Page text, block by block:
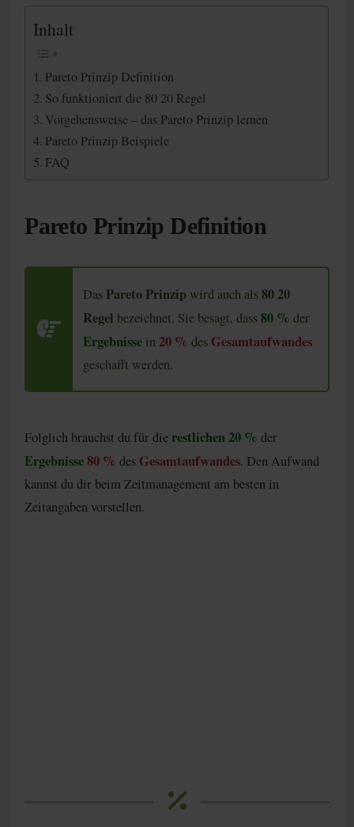
Inhalt
Pareto Prinzip Definition
So funktioniert die 80 20 Regel
Vorgehensweise – das Pareto Prinzip lernen
Pareto Prinzip Beispiele
FAQ
Pareto Prinzip Definition
Das Pareto Prinzip wird auch als80 20
Regel bezeichnet. Sie besagt, dass80 % der
Ergebnisse in20 % des Gesamtaufwandes
geschafft werden.
Folglich brauchst du für die restlichen 20 % der
Ergebnisse80 % des Gesamtaufwandes. Den Aufwand
kannst du dir beim Zeitmanagement am besten in
Zeitangaben vorstellen.